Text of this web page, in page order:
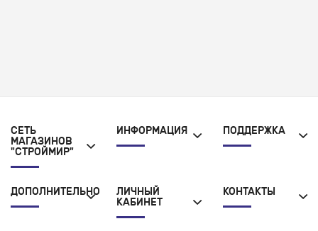
СЕТЬ
МАГАЗИНОВ
"СТРОЙМИР"
ИНФОРМАЦИЯ ПОДДЕРЖКА
ДОПОЛНИТЕЛЬНО
ЛИЧНЫЙ
КАБИНЕТ
КОНТАКТЫ